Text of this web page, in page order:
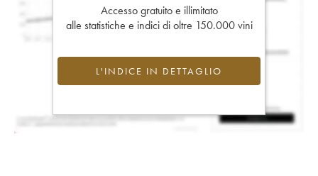
Accesso gratuito e illimitato
alle statistiche e indici di oltre 150.000 vini
L'INDICE IN DETTAGLIO